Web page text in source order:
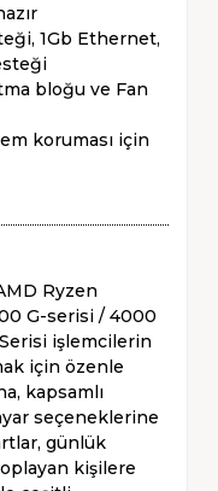
1Gb Ethernet,
bloğu ve Fan
koruması için
Ryzen
G-serisi / 4000
işlemcilerin
için özenle
kapsamlı
seçeneklerine
günlük
kişilere